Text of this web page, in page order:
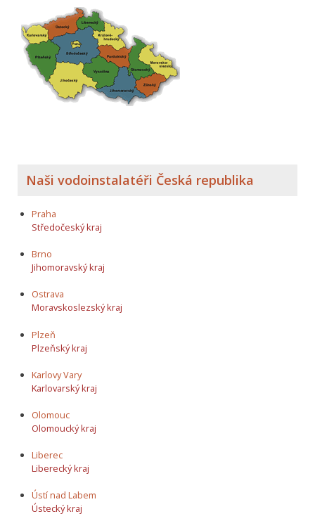
Naši vodoinstalatéři Česká republika
Praha
Středočeský kraj
Brno
Jihomoravský kraj
Ostrava
Moravskoslezský kraj
Plzeň
Plzeňský kraj
Karlovy Vary
Karlovarský kraj
Olomouc
Olomoucký kraj
Liberec
Liberecký kraj
Ústí nad Labem
Ústecký kraj